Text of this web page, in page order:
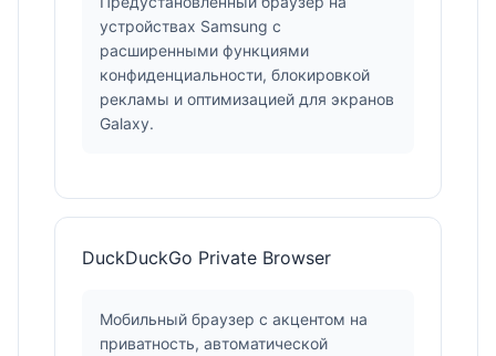
устройствах Samsung с
расширенными функциями
конфиденциальности, блокировкой
рекламы и оптимизацией для экранов
Galaxy.
DuckDuckGo Private Browser
Мобильный браузер с акцентом на
приватность, автоматической